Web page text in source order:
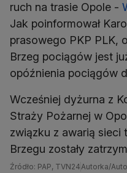
ruch na trasie Opole -
Jak poinformował
prasowego PKP PLK,
Brzeg pociągów jest
opóźnienia pociągów
Wcześniej dyżurna z
Straży Pożarnej w
związku z awarią
Brzegu zostały
Źródło: PAP, TVN24Autorka/